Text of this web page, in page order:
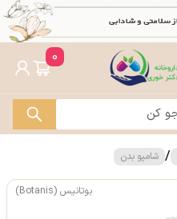
0
/ شامپو بدن
بوتانیس (Botanis)